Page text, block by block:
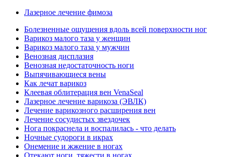
Лазерное лечение фимоза
Болезненные ощущения вдоль всей поверхности ног
Варикоз малого таза у женщин
Варикоз малого таза у мужчин
Венозная дисплазия
Венозная недостаточность ноги
Выпячивающиеся вены
Как лечат варикоз
Клеевая облитерация вен VenaSeal
Лазерное лечение варикоза (ЭВЛК)
Лечение варикозного расширения вен
Лечение сосудистых звездочек
Нога покраснела и воспалилась - что делать
Ночные судороги в икрах
Онемение и жжение в ногах
Отекают ноги, тяжести в ногах